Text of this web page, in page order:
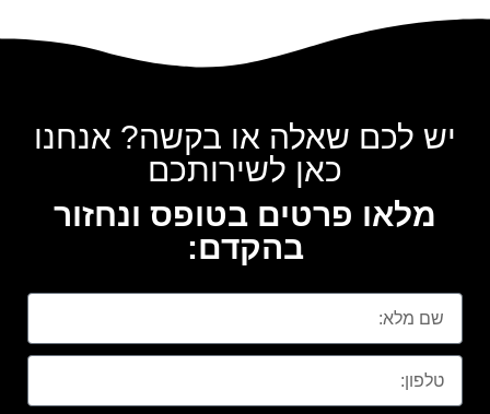
יש לכם שאלה או בקשה? אנחנו
כאן לשירותכם
מלאו פרטים בטופס ונחזור
בהקדם: